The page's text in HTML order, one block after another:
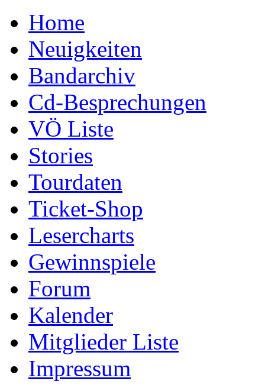
Home
Neuigkeiten
Bandarchiv
Cd-Besprechungen
VÖ Liste
Stories
Tourdaten
Ticket-Shop
Lesercharts
Gewinnspiele
Forum
Kalender
Mitglieder Liste
Impressum